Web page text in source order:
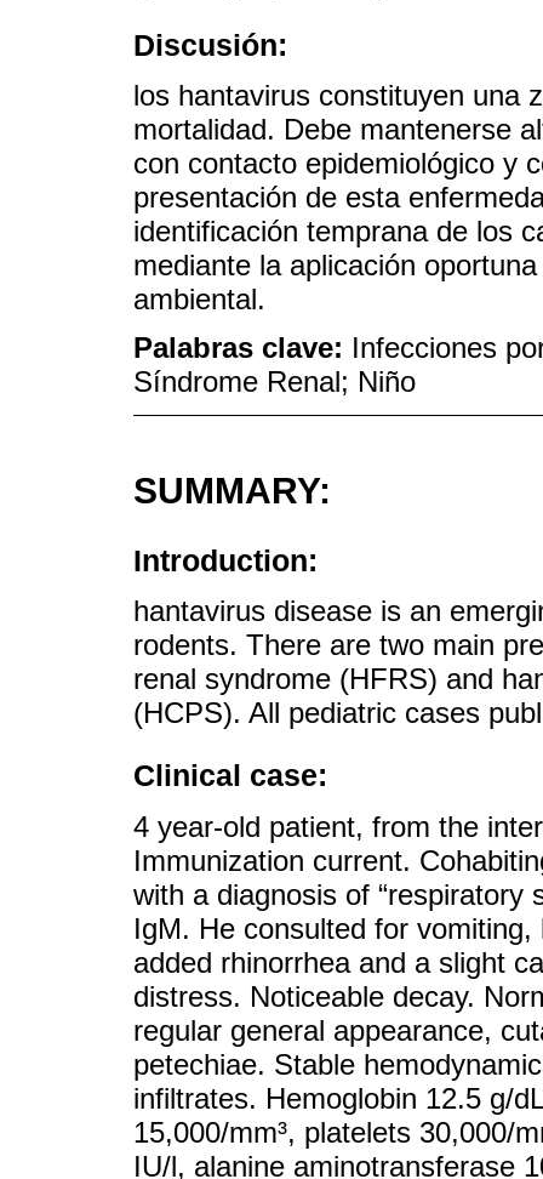
Discusión:
los hantavirus constituyen una
mortalidad. Debe mantenerse
con contacto epidemiológico y
presentación de esta
identificación temprana de los
mediante la aplicación
ambiental.
Palabras clave: Infecciones
Síndrome Renal; Niño
SUMMARY:
Introduction:
hantavirus disease is an
rodents. There are two main
renal syndrome (HFRS) and
(HCPS). All pediatric cases
Clinical case:
4 year-old patient, from the
Immunization current.
with a diagnosis of “respiratory
IgM. He consulted for
added rhinorrhea and a slight
distress. Noticeable decay.
regular general appearance,
petechiae. Stable
infiltrates. Hemoglobin 12.5 g/
15,000/mm³, platelets 30,000/
IU/l, alanine aminotransferase